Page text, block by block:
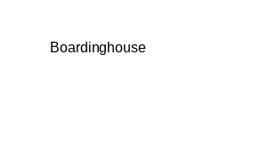
Boardinghouse